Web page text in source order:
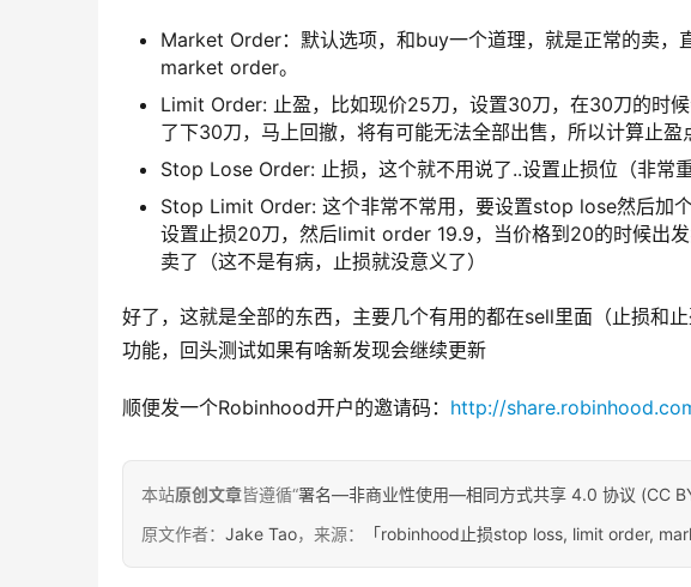
Market Order：默认选项，和buy一个道理，就是正常的卖，
market order。
Limit Order: 止盈，比如现价25刀，设置30刀，在30刀的时
了下30刀，马上回撤，将有可能无法全部出售，所以计算止
Stop Lose Order: 止损，这个就不用说了..设置止损位（非常
Stop Limit Order: 这个非常不常用，要设置stop lose然后加
设置止损20刀，然后limit order 19.9，当价格到20的时候出
卖了（这不是有病，止损就没意义了）
好了，这就是全部的东西，主要几个有用的都在sell里面（止损和
功能，回头测试如果有啥新发现会继续更新
顺便发一个Robinhood开户的邀请码： http://
本站原创文章皆遵循“署名—非商业性使用—相同方式共享 4.0 协议 (CC
原文作者： Jake Tao，来源： 「robinhood止损stop loss, limit order,